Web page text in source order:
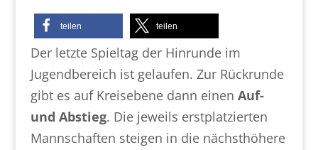
teilen teilen
Der letzte Spieltag der Hinrunde im
Jugendbereich ist gelaufen. Zur Rückrunde
gibt es auf Kreisebene dann einen Auf-
und Abstieg. Die jeweils erstplatzierten
Mannschaften steigen in die nächsthöhere